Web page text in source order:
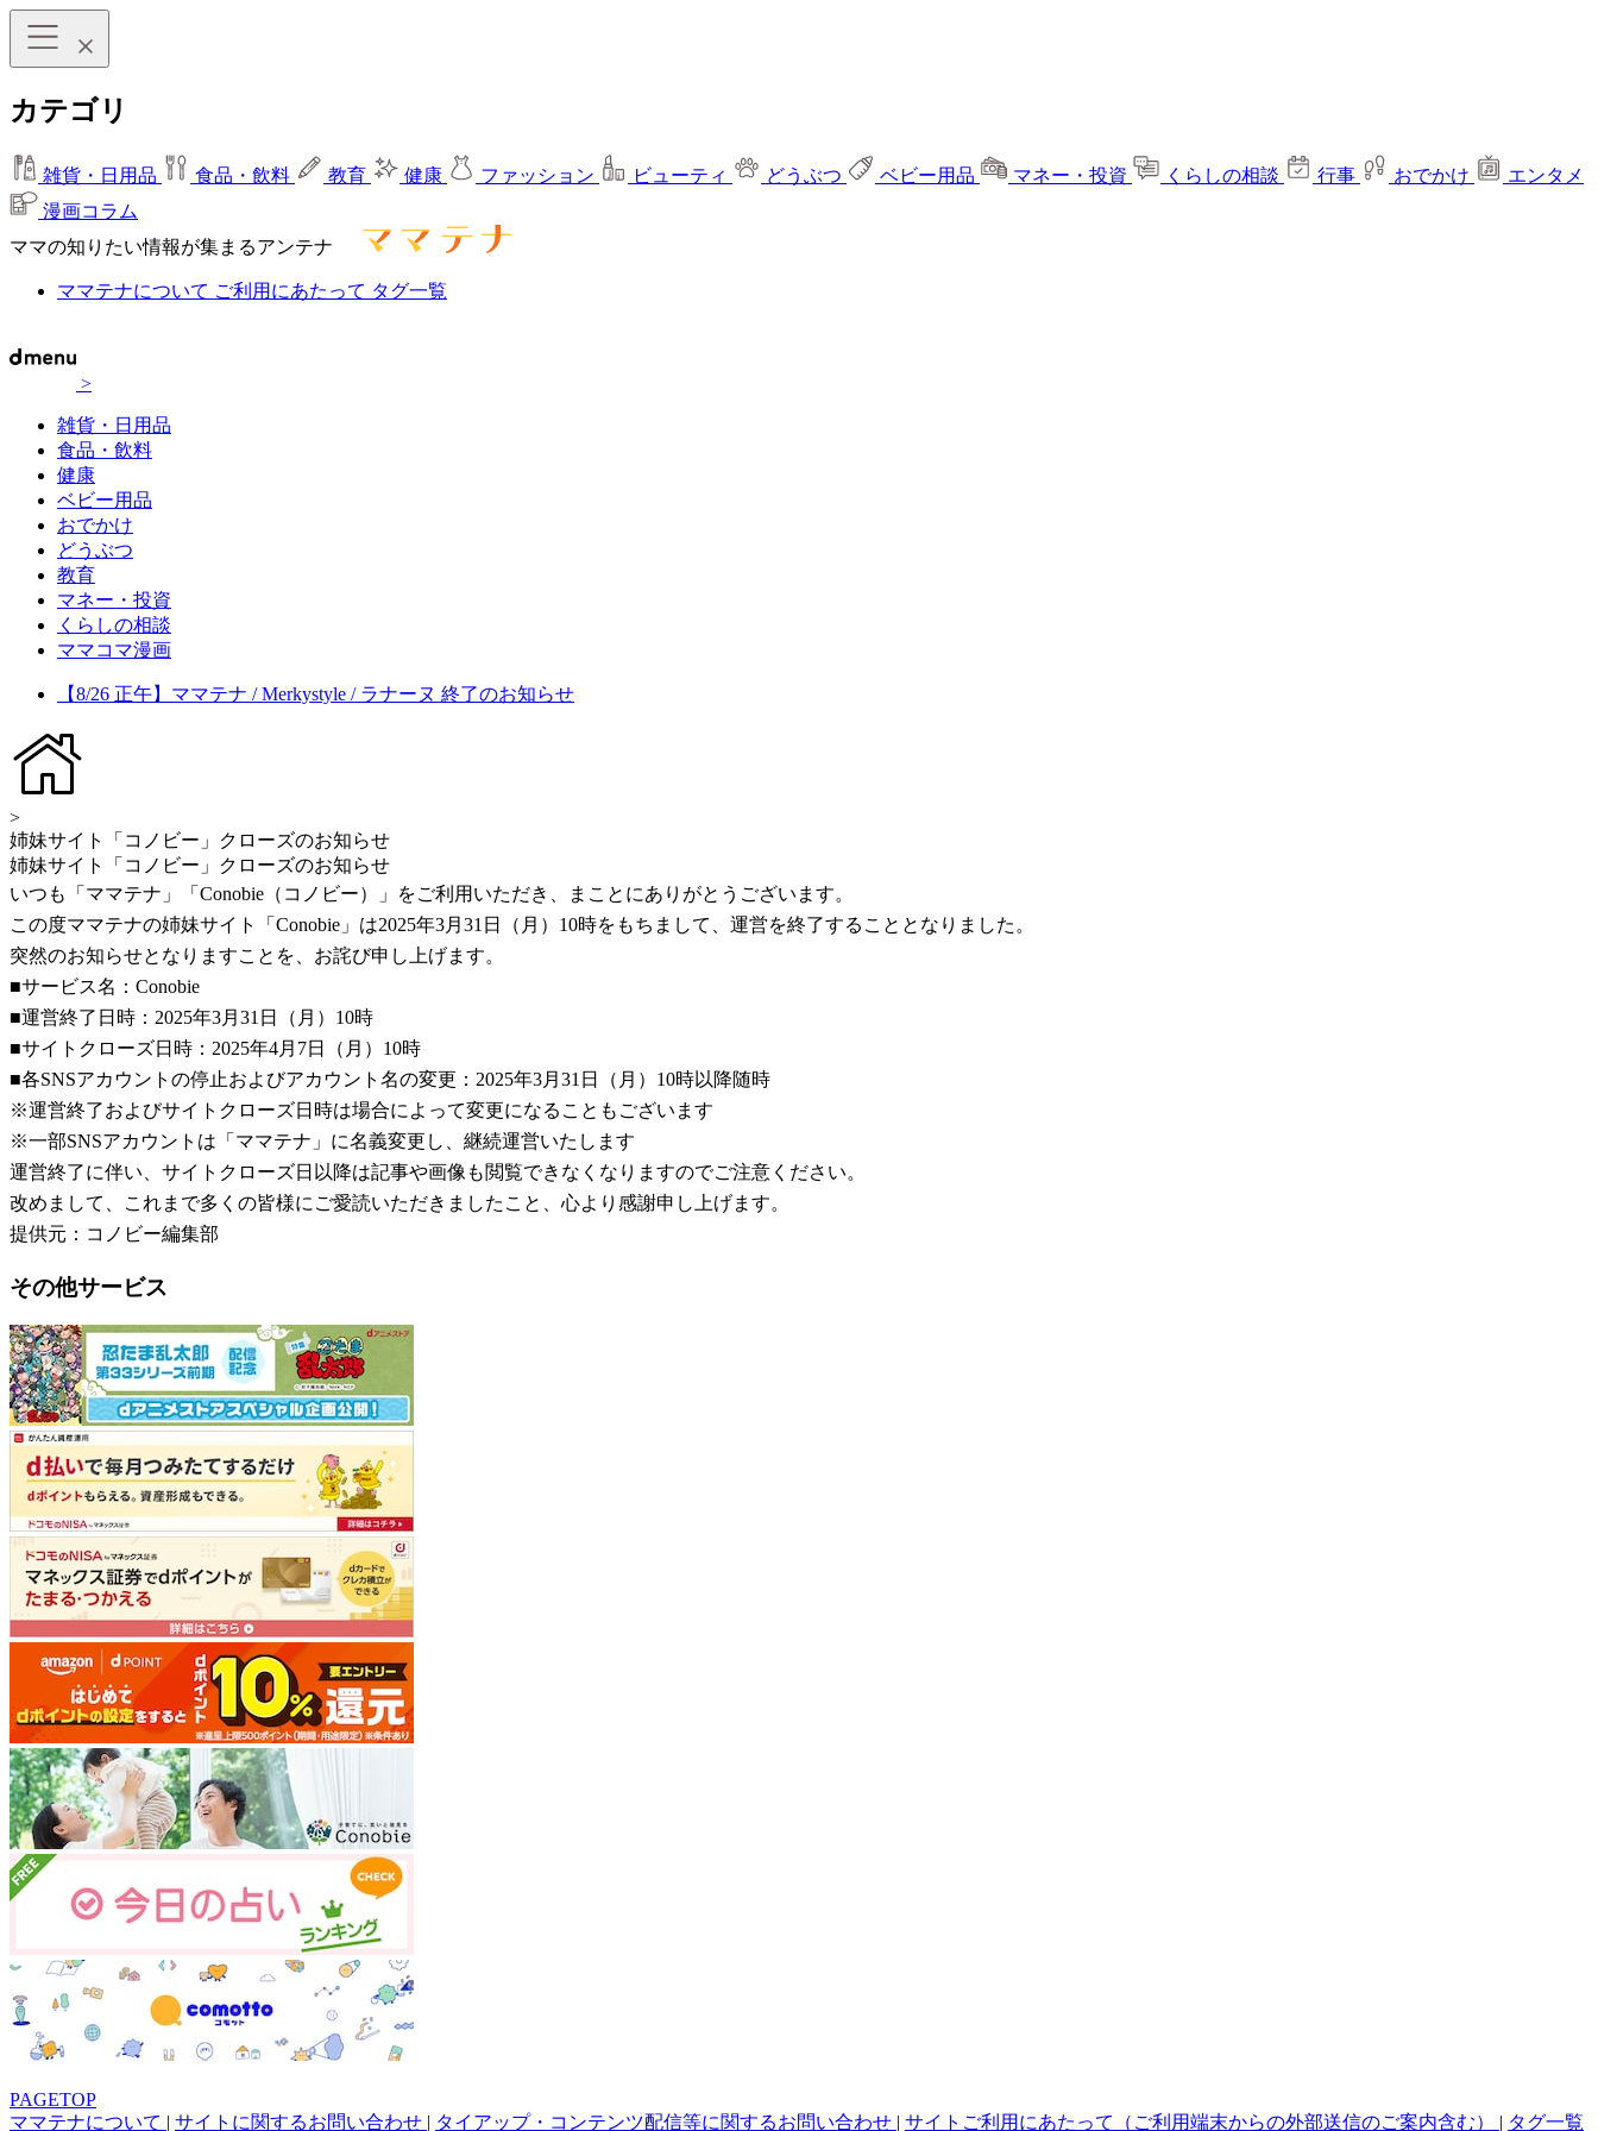
カテゴリ
雑貨・日用品 食品・飲料 教育 健康 ファッション ビューティ どうぶつ ベビー用品 マネー・投資 くらしの相談 行事 おでかけ
エンタメ
漫画コラム
ママの知りたい情報が集まるアンテナ
ママテナについて ご利用にあたって タグ一覧
>
雑貨・日用品
食品・飲料
健康
ベビー用品
おでかけ
どうぶつ
教育
マネー・投資
くらしの相談
ママコマ漫画
【8/26 正午】ママテナ / Merkystyle / ラナーヌ 終了のお知らせ
>
姉妹サイト「コノビー」クローズのお知らせ
姉妹サイト「コノビー」クローズのお知らせ
いつも「ママテナ」「Conobie（コノビー）」をご利用いただき、まことにありがとうございます。
この度ママテナの姉妹サイト「Conobie」は2025年3月31日（月）10時をもちまして、運営を終了することとなりました。
突然のお知らせとなりますことを、お詫び申し上げます。
■サービス名：Conobie
■運営終了日時：2025年3月31日（月）10時
■サイトクローズ日時：2025年4月7日（月）10時
■各SNSアカウントの停止およびアカウント名の変更：2025年3月31日（月）10時以降随時
※運営終了およびサイトクローズ日時は場合によって変更になることもございます
※一部SNSアカウントは「ママテナ」に名義変更し、継続運営いたします
運営終了に伴い、サイトクローズ日以降は記事や画像も閲覧できなくなりますのでご注意ください。
改めまして、これまで多くの皆様にご愛読いただきましたこと、心より感謝申し上げます。
提供元：コノビー編集部
その他サービス
PAGETOP
ママテナについて | サイトに関するお問い合わせ | タイアップ・コンテンツ配信等に関するお問い合わせ | サイトご利用にあたって（ご利用端末からの外部送信のご案内含む） | タグ一覧